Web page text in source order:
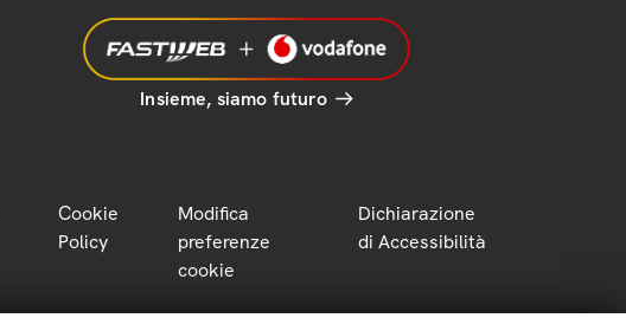
Insieme, siamo futuro
Cookie
Policy
Modifica
preferenze
cookie
Dichiarazione
di Accessibilità